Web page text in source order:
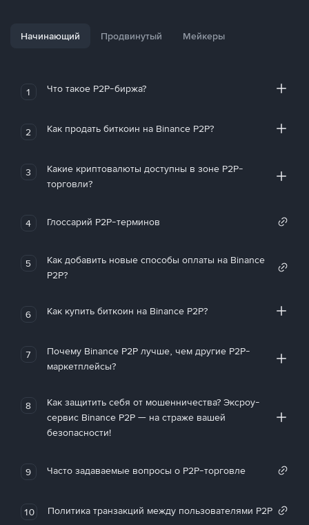
Начинающий Продвинутый Мейкеры
1 Что такое P2P-биржа?
2 Как продать биткоин на Binance P2P?
3
Какие криптовалюты доступны в зоне P2P-
торговли?
4 Глоссарий P2P-терминов
5
Как добавить новые способы оплаты на Binance
P2P?
6 Как купить биткоин на Binance P2P?
7
Почему Binance P2P лучше, чем другие P2P-
маркетплейсы?
8
Как защитить себя от мошенничества? Эксроу-
сервис Binance P2P — на страже вашей
безопасности!
9 Часто задаваемые вопросы о P2P-торговле
10 Политика транзакций между пользователями P2P